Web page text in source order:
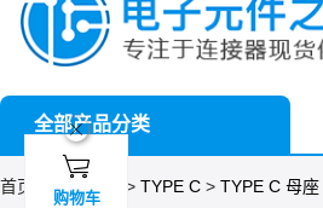
全部产品分类
首页 > 分类目录 > TYPE C > TYPE C 母座
ဆ

购物车